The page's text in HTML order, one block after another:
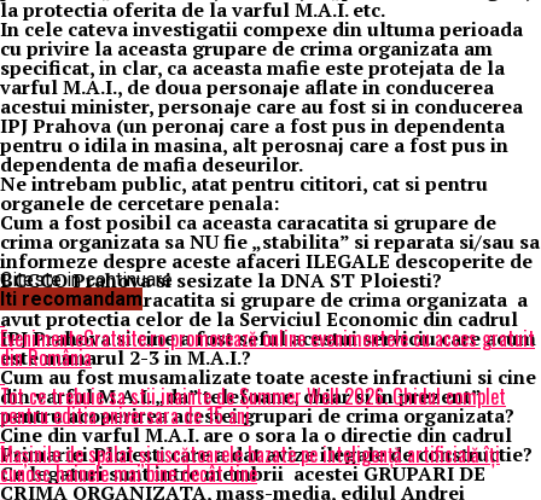
la protectia oferita de la varful M.A.I. etc.
In cele cateva investigatii compexe din ultuma perioada
cu privire la aceasta grupare de crima organizata am
specificat, in clar, ca aceasta mafie este protejata de la
varful M.A.I., de doua personaje aflate in conducerea
acestui minister, personaje care au fost si in conducerea
IPJ Prahova (un peronaj care a fost pus in dependenta
pentru o idila in masina, alt perosnaj care a fost pus in
dependenta de mafia deseurilor.
Ne intrebam public, atat pentru cititori, cat si pentru
organele de cercetare penala:
Cum a fost posibil ca aceasta caracatita si grupare de
crima organizata sa NU fie „stabilita” si reparata si/sau sa
informeze despre aceste afaceri ILEGALE descoperite de
BCCCO Prahova si sesizate la DNA ST Ploiesti?
Cum aceasta caracatita si grupare de crima organizata a
avut protectia celor de la Serviciul Economic din cadrul
IPJ Prahova si cine a fost seful acestui serviciu care acum
este numarul 2-3 in M.A.I.?
Cum au fost musamalizate toate aceste infractiuni si cine
din varful M.A.I. „da” telefoane, chiar si in prezent”
pentru acoperirea acestei grupari de crima organizata?
Cine din varful M.A.I. are o sora la o directie din cadrul
Primariei Ploiesti care a dat avize ilegale de constructie?
Ce legaturi sunt intre membrii acestei GRUPARI DE
CRIMA ORGANIZATA, mass-media, edilul Andrei
Citeste in continuare
Iti recomandam
EvenimenteGratuite.ro promovează online evenimentele cu acces gratuit
din România
Tot ce trebuie sa stii inainte de Summer Well 2026. Ghidul complet
pentru editia aniversara de 15 ani
Mașinile de spălat și uscătoarele bazate pe inteligență artificială îți
cunosc hainele mai bine decât tine